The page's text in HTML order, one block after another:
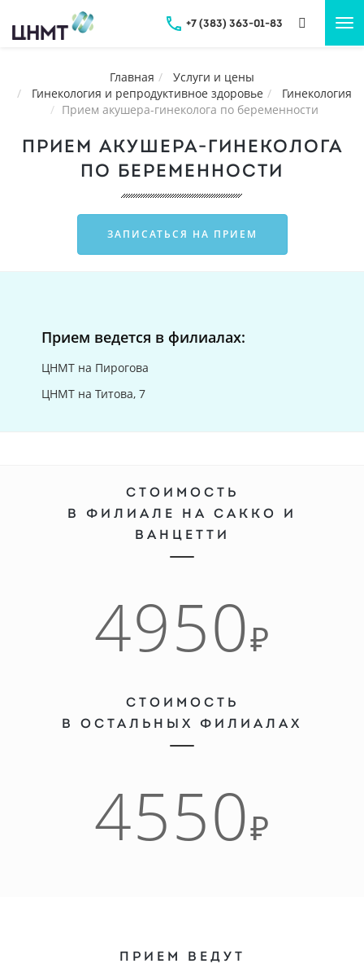
+7 (383) 363-01-83
Главная
Услуги и цены
Гинекология и репродуктивное здоровье
Гинекология
Прием акушера-гинеколога по беременности
ПРИЕМ АКУШЕРА-ГИНЕКОЛОГА
ПО БЕРЕМЕННОСТИ
ЗАПИСАТЬСЯ НА ПРИЕМ
Прием ведется в филиалах:
ЦНМТ на Пирогова
ЦНМТ на Титова, 7
СТОИМОСТЬ
В ФИЛИАЛЕ НА САККО И
ВАНЦЕТТИ
4950₽
СТОИМОСТЬ
В ОСТАЛЬНЫХ ФИЛИАЛАХ
4550₽
ПРИЕМ ВЕДУТ